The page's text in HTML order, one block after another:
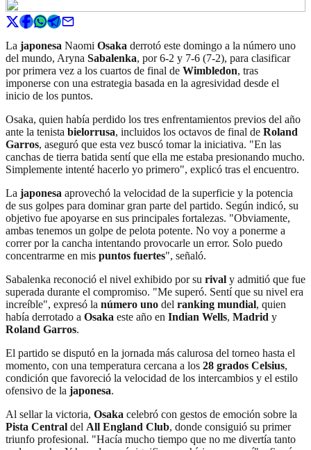
La japonesa Naomi Osaka derrotó este domingo a la número uno
del mundo, Aryna Sabalenka, por 6-2 y 7-6 (7-2), para clasificar
por primera vez a los cuartos de final de Wimbledon, tras
imponerse con una estrategia basada en la agresividad desde el
inicio de los puntos.
Osaka, quien había perdido los tres enfrentamientos previos del año
ante la tenista bielorrusa, incluidos los octavos de final de Roland
Garros, aseguró que esta vez buscó tomar la iniciativa. "En las
canchas de tierra batida sentí que ella me estaba presionando mucho.
Simplemente intenté hacerlo yo primero", explicó tras el encuentro.
La japonesa aprovechó la velocidad de la superficie y la potencia
de sus golpes para dominar gran parte del partido. Según indicó, su
objetivo fue apoyarse en sus principales fortalezas. "Obviamente,
ambas tenemos un golpe de pelota potente. No voy a ponerme a
correr por la cancha intentando provocarle un error. Solo puedo
concentrarme en mis puntos fuertes", señaló.
Sabalenka reconoció el nivel exhibido por su rival y admitió que fue
superada durante el compromiso. "Me superó. Sentí que su nivel era
increíble", expresó la número uno del ranking mundial, quien
había derrotado a Osaka este año en Indian Wells, Madrid y
Roland Garros.
El partido se disputó en la jornada más calurosa del torneo hasta el
momento, con una temperatura cercana a los 28 grados Celsius,
condición que favoreció la velocidad de los intercambios y el estilo
ofensivo de la japonesa.
Al sellar la victoria, Osaka celebró con gestos de emoción sobre la
Pista Central del All England Club, donde consiguió su primer
triunfo profesional. "Hacía mucho tiempo que no me divertía tanto